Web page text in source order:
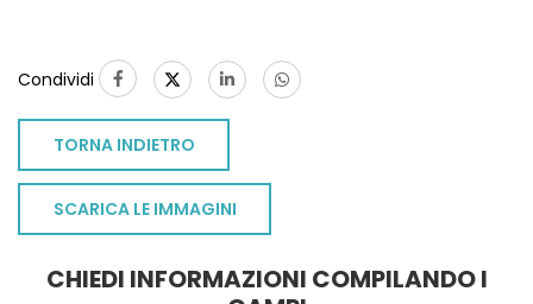
Condividi
TORNA INDIETRO
SCARICA LE IMMAGINI
CHIEDI INFORMAZIONI COMPILANDO I